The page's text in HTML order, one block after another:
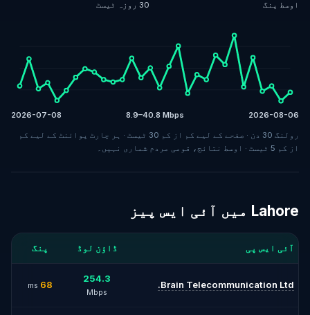
اوسط پنگ 30 روزہ ٹیسٹ
2026-07-08 8.9–40.8 Mbps 2026-08-06
رولنگ 30 دن · صفحے کے لیے کم از کم 30 ٹیسٹ · ہر چارٹ پوائنٹ کے لیے کم
از کم 5 ٹیسٹ · اوسط نتائج، قومی مردم شماری نہیں۔
Lahore میں آئی ایس پیز
آئی ایس پی ڈاؤن لوڈ پنگ
Brain Telecommunication Ltd.
254.3
Mbps
68
ms